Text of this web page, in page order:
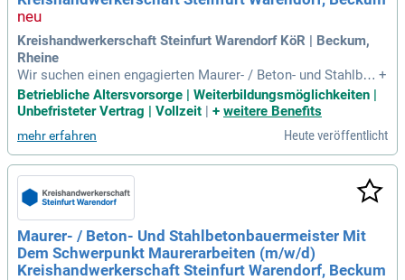
Kreishandwerkerschaft Steinfurt Warendorf KöR | Beckum,
Rheine
Wir suchen einen engagierten Maurer- / Beton- und Stahlbet
onbauermeister (m/w/d) für Rheine und Beckum. In dieser P
osition sind Sie verantwortlich für die „Überbetriebliche Unt
erweisung“ und die Lernfortschritte der Auszubildenden. Nut
zen Sie die Möglichkeiten der Digitalisierung, um innovative
Lehrgangsinhalte zu gestalten. Sie unterstützen bei Prüfung
en und sichern so optimale Ergebnisse für Ihre Teilnehmer.
Gestalten Sie die Aus- und Weiterbildung als spannendes Erl
ebnis und vermitteln Sie praxisnahe, fachspezifische Inhalte.
Eine fachliche Qualifikation als Meister sowie eine hohe Mo
tivation und Zielgruppenkenntnis sind für uns essenziell.
+
Betriebliche Altersvorsorge | Weiterbildungsmöglichkeiten |
Unbefristeter Vertrag | Vollzeit | + weitere Benefits
mehr erfahren Heute veröffentlicht
Maurer- / Beton- Und Stahlbetonbauermeister Mit
Dem Schwerpunkt Maurerarbeiten (m/w/d)
Kreishandwerkerschaft Steinfurt Warendorf, Beckum